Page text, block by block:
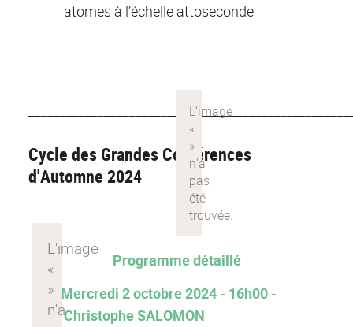
atomes à l’échelle attoseconde
Cycle des Grandes Conférences
d'Automne 2024
Programme détaillé
Mercredi 2 octobre 2024 - 16h00 -
Christophe SALOMON